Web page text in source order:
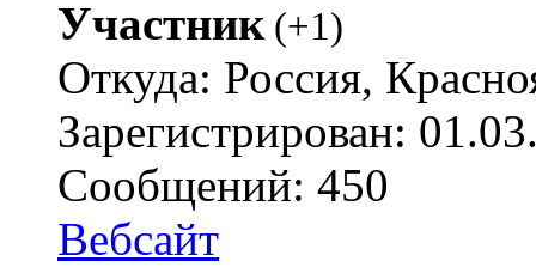
Участник(+1)
Откуда: Россия,
Зарегистрирован:
Сообщений: 450
Вебсайт